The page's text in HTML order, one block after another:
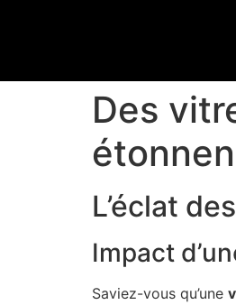
Des
L’éclat
Impact
Saviez-vous qu’une